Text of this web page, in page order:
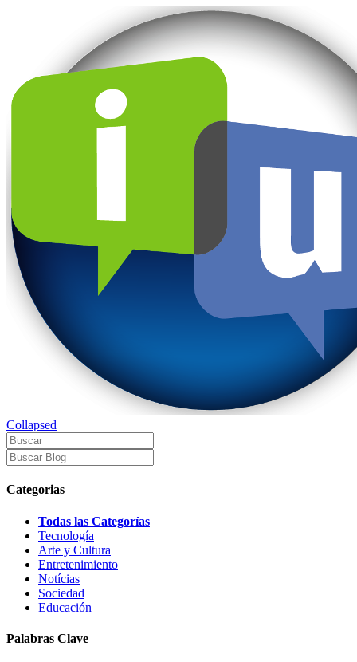
Collapsed
Categorias
Todas las Categorías
Tecnología
Arte y Cultura
Entretenimiento
Notícias
Sociedad
Educación
Palabras Clave